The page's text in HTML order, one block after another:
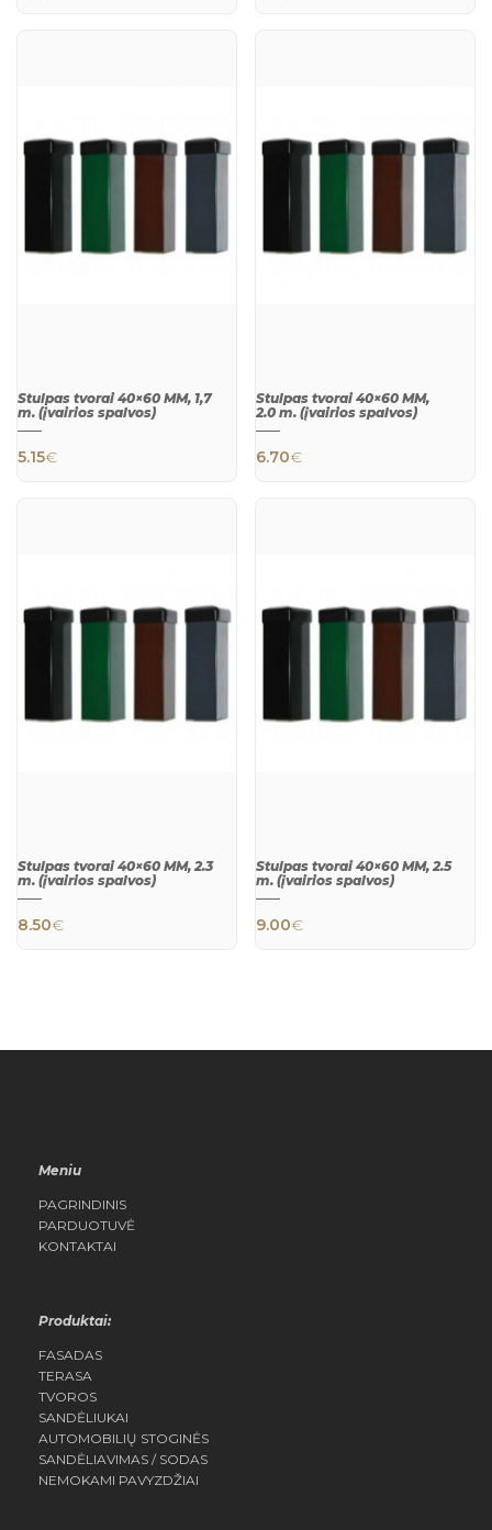
Stulpas tvorai 40×60 MM, 1,7
m. (įvairios spalvos)
5.15€
Stulpas tvorai 40×60 MM,
2.0 m. (įvairios spalvos)
6.70€
Stulpas tvorai 40×60 MM, 2.3
m. (įvairios spalvos)
8.50€
Stulpas tvorai 40×60 MM, 2.5
m. (įvairios spalvos)
9.00€
Meniu
PAGRINDINIS
PARDUOTUVĖ
KONTAKTAI
Produktai:
FASADAS
TERASA
TVOROS
SANDĖLIUKAI
AUTOMOBILIŲ STOGINĖS
SANDĖLIAVIMAS / SODAS
NEMOKAMI PAVYZDŽIAI